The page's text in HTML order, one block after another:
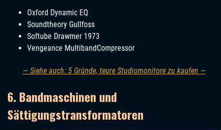
Oxford Dynamic EQ
Soundtheory Gullfoss
Softube Drawmer 1973
Vengeance MultibandCompressor
— Siehe auch: 5 Gründe, teure Studiomonitore zu kaufen —
6. Bandmaschinen und
Sättigungstransformatoren